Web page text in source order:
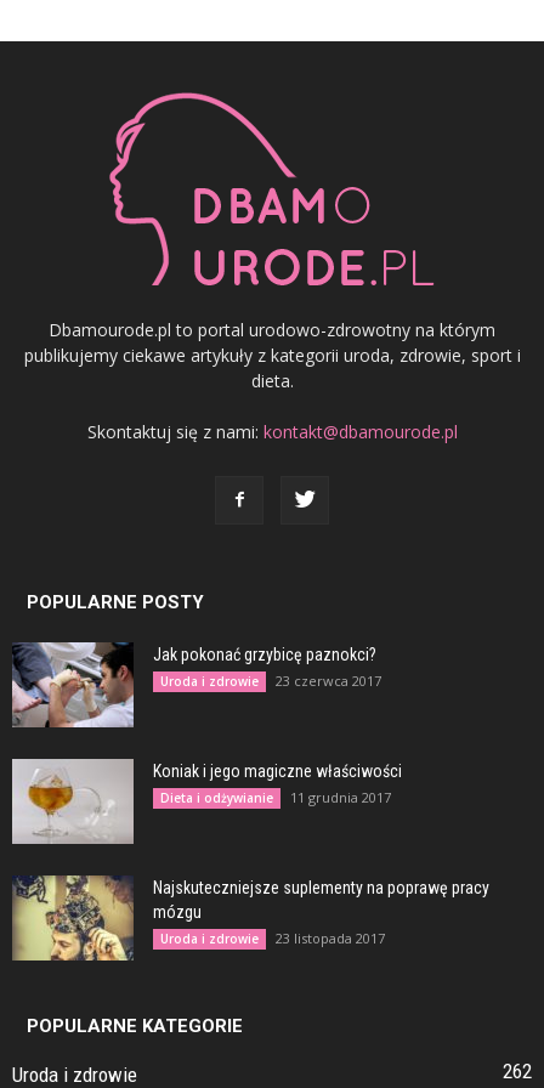
Dbamourode.pl to portal urodowo-zdrowotny na którym
publikujemy ciekawe artykuły z kategorii uroda, zdrowie, sport i
dieta.
Skontaktuj się z nami: kontakt@dbamourode.pl
POPULARNE POSTY
Jak pokonać grzybicę paznokci?
Uroda i zdrowie 23 czerwca 2017
Koniak i jego magiczne właściwości
Dieta i odżywianie 11 grudnia 2017
Najskuteczniejsze suplementy na poprawę pracy
mózgu
Uroda i zdrowie 23 listopada 2017
POPULARNE KATEGORIE
Uroda i zdrowie 262